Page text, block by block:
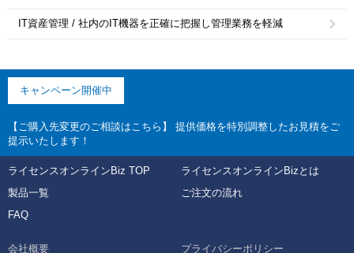
IT資産管理 / 社内のIT機器を正確に把握し管理業務を軽減
キャンペーン開催中
【ご購入先変更のご相談はこちら】 提供価格を特別調整したお見積をご
提示いたします！
ライセンスオンラインBiz TOP
ライセンスオンラインBizとは
製品一覧
ご注文の流れ
FAQ
会社概要 プライバシーポリシー